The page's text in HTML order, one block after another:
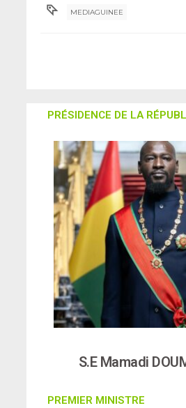
MEDIAGUINEE
PRÉSIDENCE DE LA
S.E Mamadi
PREMIER MINISTRE